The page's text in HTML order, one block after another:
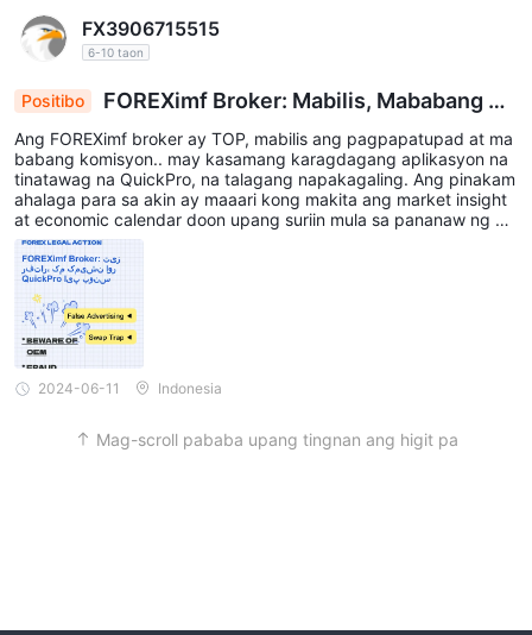
FX3906715515
6-10 taon
Positibo
FOREXimf Broker: Mabilis, Mababang Ko
misyon & QuickPro Application Bonus
Ang FOREXimf broker ay TOP, mabilis ang pagpapatupad at ma
babang komisyon.. may kasamang karagdagang aplikasyon na
tinatawag na QuickPro, na talagang napakagaling. Ang pinakam
ahalaga para sa akin ay maaari kong makita ang market insight
at economic calendar doon upang suriin mula sa pananaw ng pu
ndamental.
2024-06-11 Indonesia
Mag-scroll pababa upang tingnan ang higit pa